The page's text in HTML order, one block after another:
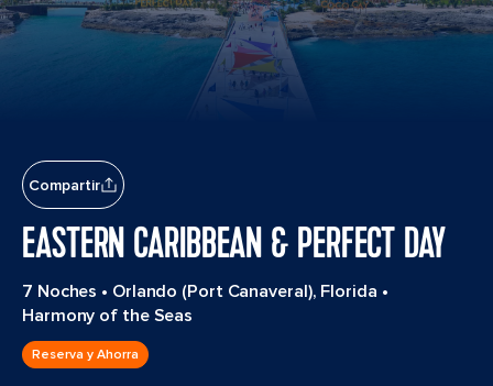
Compartir
EASTERN CARIBBEAN & PERFECT DAY
7 Noches • Orlando (Port Canaveral), Florida •
Harmony of the Seas
Reserva y Ahorra